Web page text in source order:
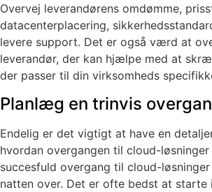
Overvej leverandørens omdømme,
datacenterplacering,
levere support. Det er også værd at
leverandør, der kan hjælpe med at
der passer til din virksomheds
Planlæg en trinvis
Endelig er det vigtigt at have en
hvordan overgangen til cloud-
succesfuld overgang til cloud-
natten over. Det er ofte bedst at starte